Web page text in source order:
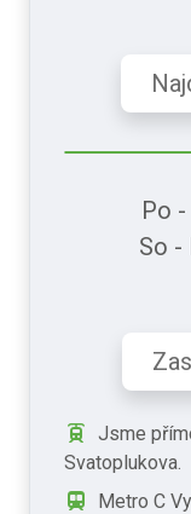
Po -
So -
Jsme
Svatoplukova.
Metro C